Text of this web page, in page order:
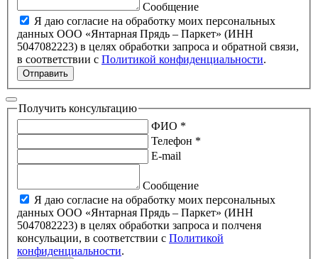
Сообщение
Я даю согласие на обработку моих персональных
данных ООО «Янтарная Прядь – Паркет» (ИНН
5047082223) в целях обработки запроса и обратной связи,
в соответствии с Политикой конфиденциальности.
Отправить
Получить консультацию
ФИО *
Телефон *
E-mail
Сообщение
Я даю согласие на обработку моих персональных
данных ООО «Янтарная Прядь – Паркет» (ИНН
5047082223) в целях обработки запроса и полченя
консульации, в соответствии с Политикой
конфиденциальности.